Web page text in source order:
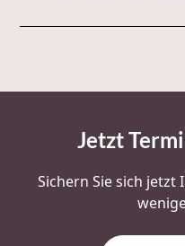
Jetzt
Sichern Sie sich